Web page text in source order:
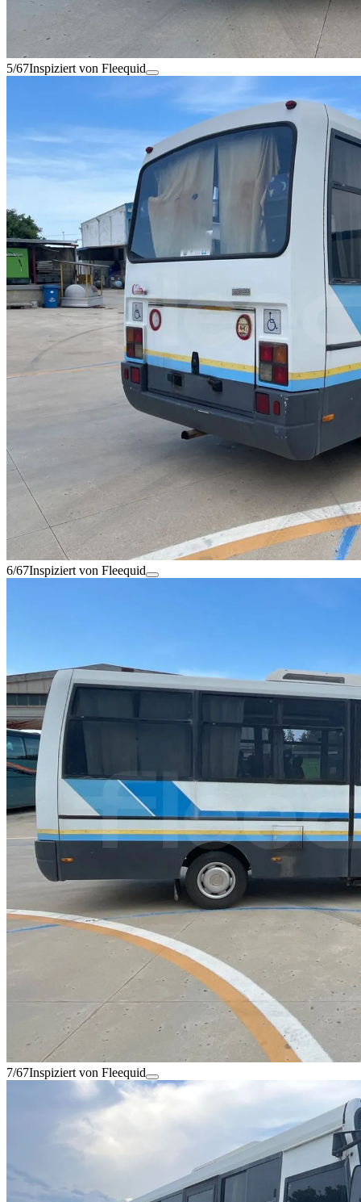
5/67Inspiziert von Fleequid
6/67Inspiziert von Fleequid
7/67Inspiziert von Fleequid